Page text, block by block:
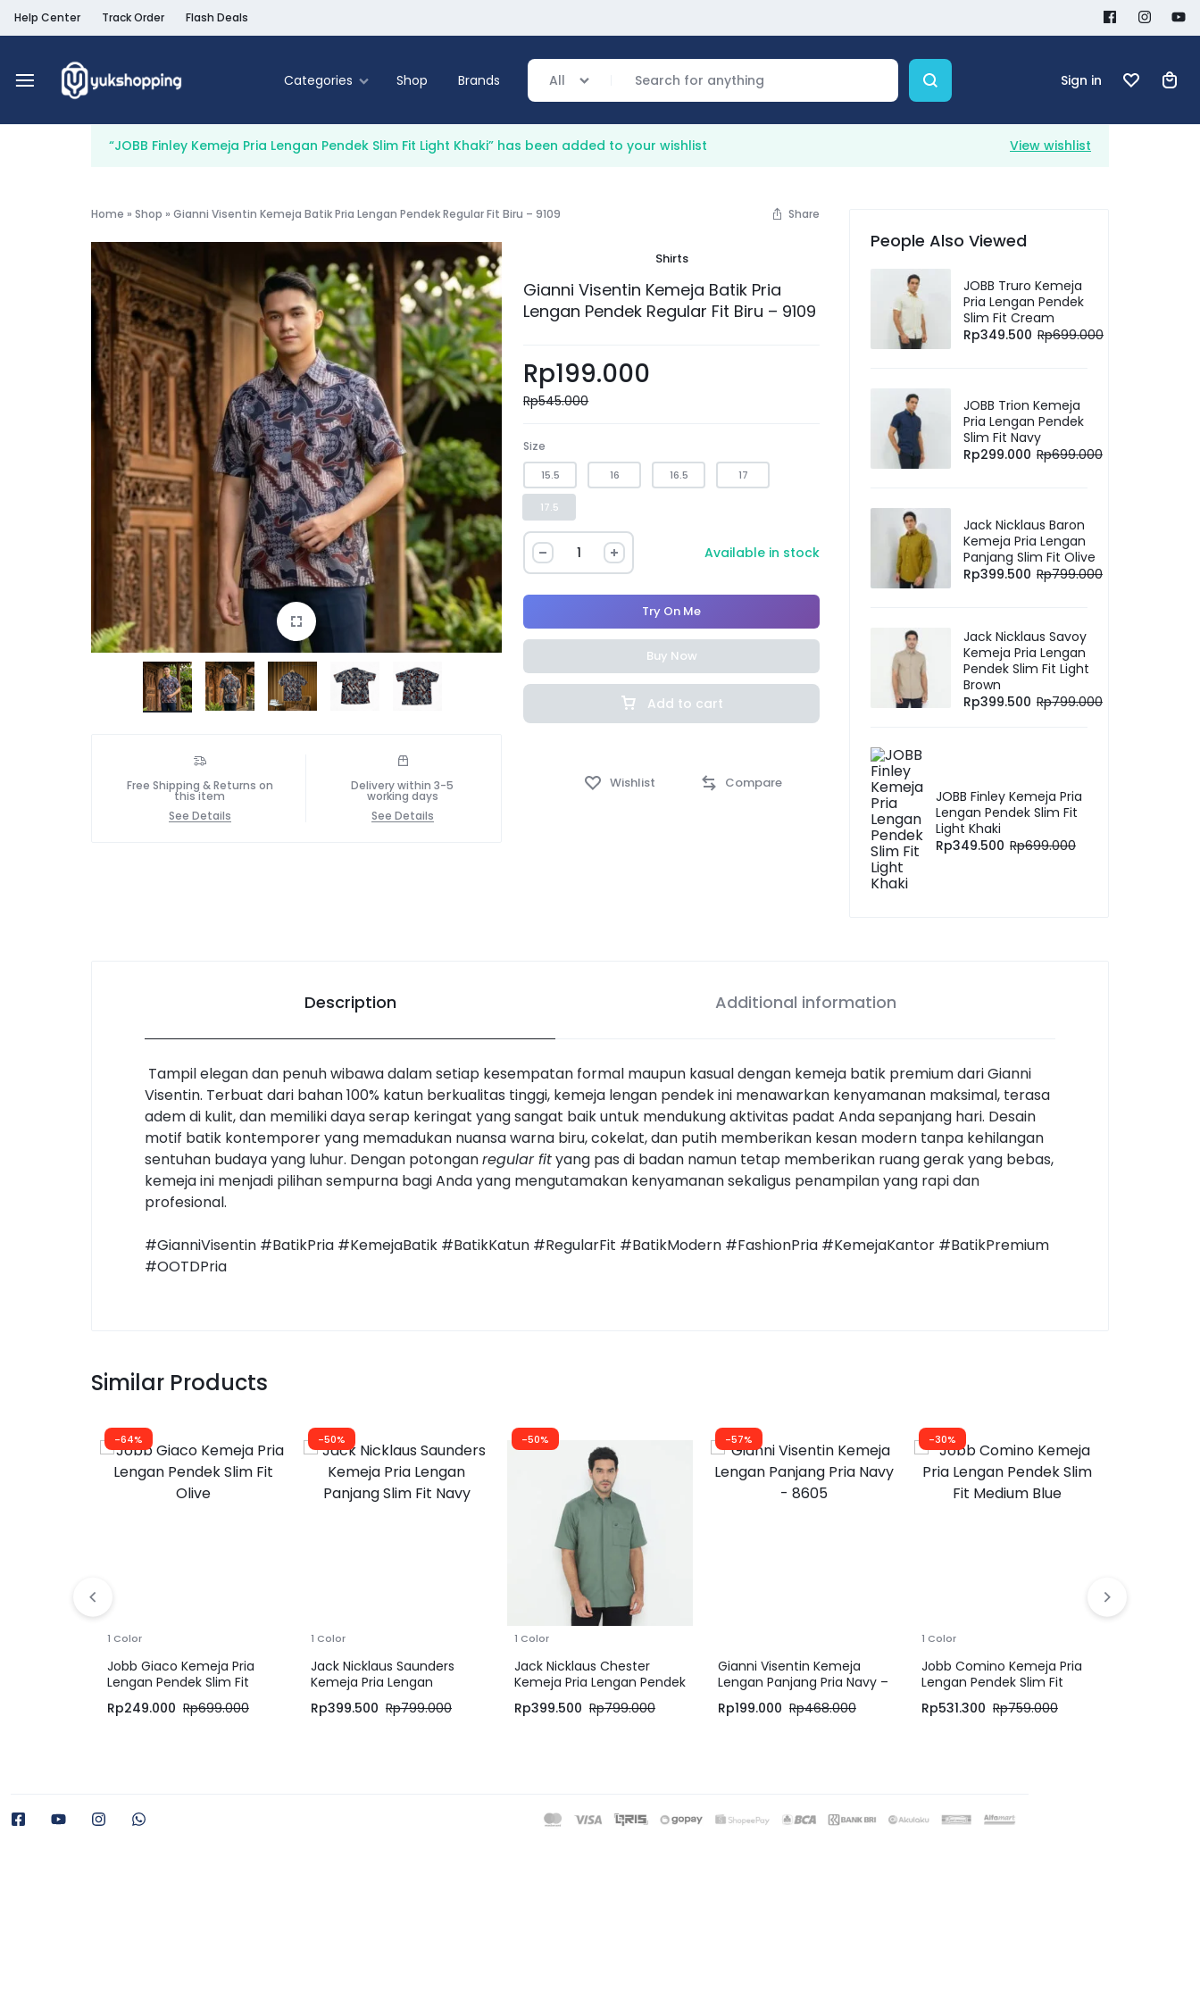
Help Center Track Order Flash Deals
Categories
Food & Beverage
Home & Living
Shop Brands All Sign in
View wishlist
“JOBB Finley Kemeja Pria Lengan Pendek Slim Fit Light Khaki” has been added to your wishlist
Home » Shop » Gianni Visentin Kemeja Batik Pria Lengan Pendek Regular Fit Biru – 9109 Share
Free Shipping & Returns on
this item
See Details
Delivery within 3-5
working days
See Details
Shirts
Gianni Visentin Kemeja Batik Pria
Lengan Pendek Regular Fit Biru – 9109
Rp199.000
Rp545.000
Size
15.5 16 16.5 17
17.5
Available in stock
Add to cart
Try On Me
Buy Now
Compare
Wishlist
People Also Viewed
JOBB Truro Kemeja
Pria Lengan Pendek
Slim Fit Cream
Rp349.500 Rp699.000
JOBB Trion Kemeja
Pria Lengan Pendek
Slim Fit Navy
Rp299.000 Rp699.000
Jack Nicklaus Baron
Kemeja Pria Lengan
Panjang Slim Fit Olive
Rp399.500 Rp799.000
Jack Nicklaus Savoy
Kemeja Pria Lengan
Pendek Slim Fit Light
Brown
Rp399.500 Rp799.000
JOBB Finley Kemeja Pria
Lengan Pendek Slim Fit
Light Khaki
Rp349.500 Rp699.000
Description Additional information
Tampil elegan dan penuh wibawa dalam setiap kesempatan formal maupun kasual dengan kemeja batik premium dari Gianni
Visentin. Terbuat dari bahan 100% katun berkualitas tinggi, kemeja lengan pendek ini menawarkan kenyamanan maksimal, terasa
adem di kulit, dan memiliki daya serap keringat yang sangat baik untuk mendukung aktivitas padat Anda sepanjang hari. Desain
motif batik kontemporer yang memadukan nuansa warna biru, cokelat, dan putih memberikan kesan modern tanpa kehilangan
sentuhan budaya yang luhur. Dengan potonganregular fityang pas di badan namun tetap memberikan ruang gerak yang bebas,
kemeja ini menjadi pilihan sempurna bagi Anda yang mengutamakan kenyamanan sekaligus penampilan yang rapi dan
profesional.
#GianniVisentin #BatikPria #KemejaBatik #BatikKatun #RegularFit #BatikModern #FashionPria #KemejaKantor #BatikPremium
#OOTDPria
Similar Products
-64%
1 Color
Jobb Giaco Kemeja Pria
Lengan Pendek Slim Fit
Rp249.000 Rp699.000
-50%
1 Color
Jack Nicklaus Saunders
Kemeja Pria Lengan
Rp399.500 Rp799.000
-50%
1 Color
Jack Nicklaus Chester
Kemeja Pria Lengan Pendek
Rp399.500 Rp799.000
-57%
Gianni Visentin Kemeja
Lengan Panjang Pria Navy –
Rp199.000 Rp468.000
-30%
1 Color
Jobb Comino Kemeja Pria
Lengan Pendek Slim Fit
Rp531.300 Rp759.000